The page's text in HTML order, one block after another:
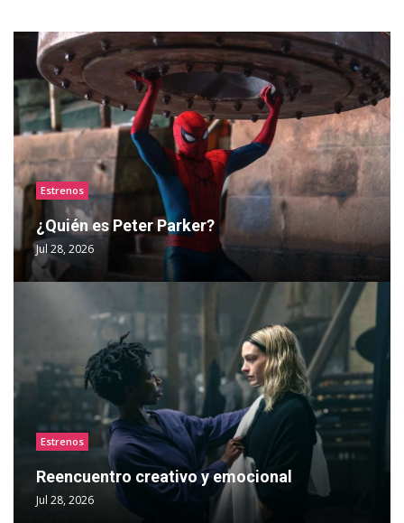
Estrenos
¿Quién es Peter Parker?
Jul 28, 2026
Estrenos
Reencuentro creativo y emocional
Jul 28, 2026